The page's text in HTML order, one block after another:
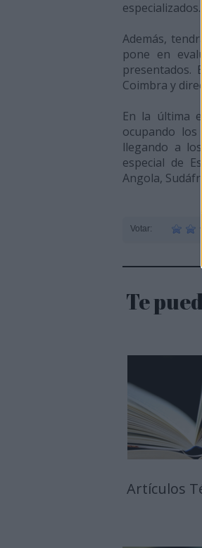
especializados.
Además,
pone en
Coimbra y
En la última
ocupando
llegando a
especial de
Angola,
Votar:
Te
Artículos